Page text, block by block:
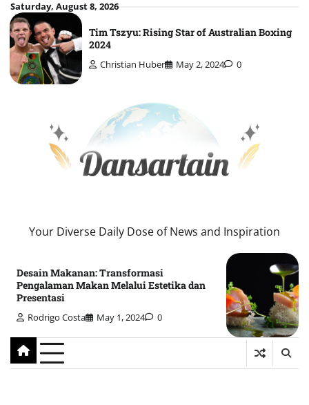
Skip
to
content
Saturday, August 8, 2026
Tim Tszyu: Rising Star of Australian Boxing
2024
Christian Huber May 2, 2024 0
Your Diverse Daily Dose of News and Inspiration
Desain Makanan: Transformasi
Pengalaman Makan Melalui Estetika dan
Presentasi
Rodrigo Costa May 1, 2024 0